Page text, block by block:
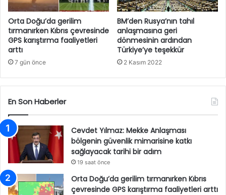
Orta Doğu’da gerilim
tırmanırken Kıbrıs çevresinde
GPS karıştırma faaliyetleri
arttı
7 gün önce
BM’den Rusya’nın tahıl
anlaşmasına geri
dönmesinin ardından
Türkiye’ye teşekkür
2 Kasım 2022
En Son Haberler
Cevdet Yılmaz: Mekke Anlaşması
bölgenin güvenlik mimarisine katkı
sağlayacak tarihi bir adım
19 saat önce
Orta Doğu’da gerilim tırmanırken Kıbrıs
çevresinde GPS karıştırma faaliyetleri arttı